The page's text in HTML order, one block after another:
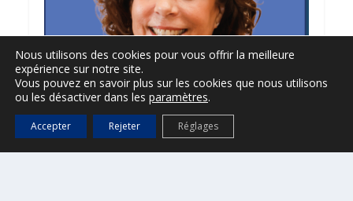
Nous utilisons des cookies pour vous offrir la meilleure
expérience sur notre site.
Vous pouvez en savoir plus sur les cookies que nous utilisons
ou les désactiver dans les paramètres.
Accepter Rejeter Réglages